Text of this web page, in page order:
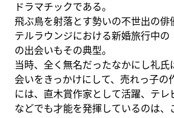
ドラマチックである。
飛ぶ鳥を射落とす勢いの不世出の俳
テルラウンジにおける新婚旅行中の
の出会いもその典型。
当時、全く無名だったなかにし礼氏
会いをきっかけにして、売れっ子の
には、直木賞作家として活躍、テレ
などでも才能を発揮しているのは、